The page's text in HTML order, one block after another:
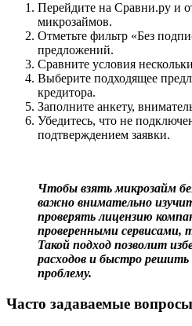
Перейдите на Сравни.ру и
микрозаймов.
Отметьте фильтр «Без
предложений.
Сравните условия
Выберите подходящее
кредитора.
Заполните анкету,
Убедитесь, что не
подтверждением заявки.
Чтобы взять микрозайм
важно внимательно
проверять лицензию
проверенными сервисами,
Такой подход позволит
расходов и быстро
проблему.
Часто задаваемые вопросы